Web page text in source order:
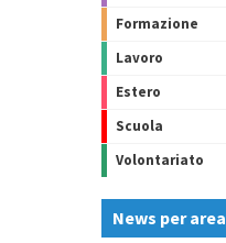
Formazione
Lavoro
Estero
Scuola
Volontariato
News per area